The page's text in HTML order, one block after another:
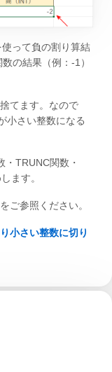
って負の割り算結
の結果（例：-1）
てます。なので
小さい整数になる
TRUNC関数・
ます。
ご参照ください。
小さい整数に切り